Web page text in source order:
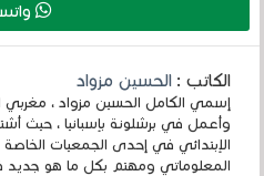
الكاتب :الحسين مزواد
وأعمل في برشلونة بإسبانيا ، حيث
الإبتدائي في إحدى الجمعيات
المعلوماتي ومهتم بكل ما هو جديد